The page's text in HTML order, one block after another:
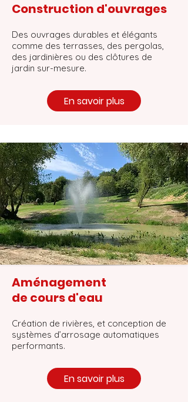
Construction d'ouvrages
Des ouvrages durables et élégants
comme des terrasses, des pergolas,
des jardinières ou des clôtures de
jardin sur-mesure.
En savoir plus
Aménagement
de cours d'eau
Création de rivières, et conception de
systèmes d’arrosage automatiques
performants.
En savoir plus